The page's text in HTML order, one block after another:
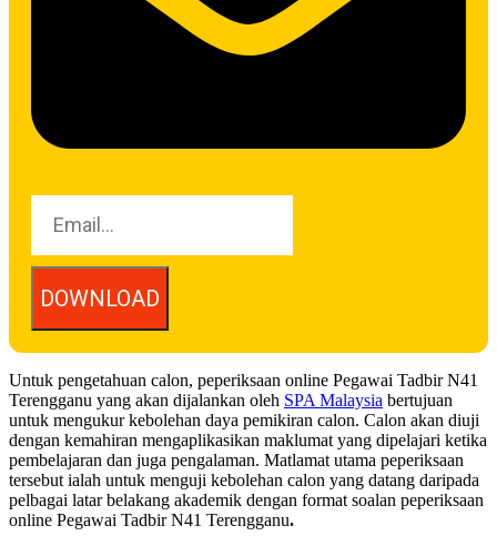
DOWNLOAD
Untuk pengetahuan calon, peperiksaan online Pegawai Tadbir N41
Terengganu yang akan dijalankan oleh SPA Malaysia bertujuan
untuk mengukur kebolehan daya pemikiran calon. Calon akan diuji
dengan kemahiran mengaplikasikan maklumat yang dipelajari ketika
pembelajaran dan juga pengalaman. Matlamat utama peperiksaan
tersebut ialah untuk menguji kebolehan calon yang datang daripada
pelbagai latar belakang akademik dengan format soalan peperiksaan
online Pegawai Tadbir N41 Terengganu.